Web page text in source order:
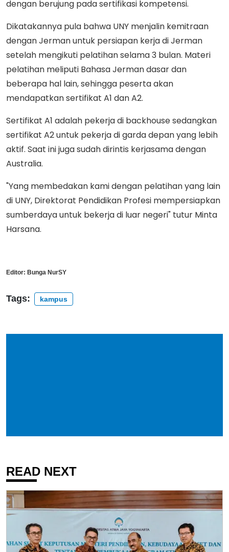
dengan berujung pada sertifikasi kompetensi.
Dikatakannya pula bahwa UNY menjalin kemitraan
dengan Jerman untuk persiapan kerja di Jerman
setelah mengikuti pelatihan selama 3 bulan. Materi
pelatihan meliputi Bahasa Jerman dasar dan
beberapa hal lain, sehingga peserta akan
mendapatkan sertifikat A1 dan A2.
Sertifikat A1 adalah pekerja di backhouse sedangkan
sertifikat A2 untuk pekerja di garda depan yang lebih
aktif. Saat ini juga sudah dirintis kerjasama dengan
Australia.
"Yang membedakan kami dengan pelatihan yang lain
di UNY, Direktorat Pendidikan Profesi mempersiapkan
sumberdaya untuk bekerja di luar negeri" tutur Minta
Harsana.
Editor: Bunga NurSY
Tags: kampus
READ NEXT